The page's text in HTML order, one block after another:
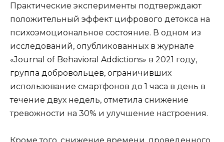
Практические эксперименты подтверждают
положительный эффект цифрового детокса на
психоэмоциональное состояние. В одном из
исследований, опубликованных в журнале
«Journal of Behavioral Addictions» в 2021 году,
группа добровольцев, ограничивших
использование смартфонов до 1 часа в день в
течение двух недель, отметила снижение
тревожности на 30% и улучшение настроения.
Кроме того, снижение времени, проведенного